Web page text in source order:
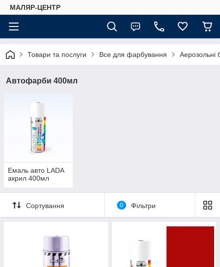
МАЛЯР-ЦЕНТР
Товари та послуги Все для фарбування Аерозольні
Автофарби 400мл
Емаль авто LADA
акрил 400мл
Сортування 0 Фільтри